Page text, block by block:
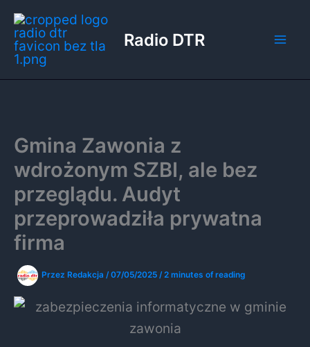
Przejdź
do
treści
Radio DTR
Gmina Zawonia z
wdrożonym SZBI, ale bez
przeglądu. Audyt
przeprowadziła prywatna
firma
Przez Redakcja /07/05/2025 /2 minutes of reading